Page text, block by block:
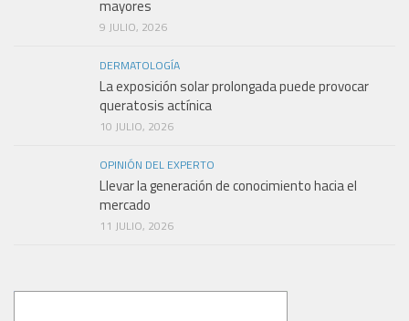
mayores
9 JULIO, 2026
DERMATOLOGÍA
La exposición solar prolongada puede provocar
queratosis actínica
10 JULIO, 2026
OPINIÓN DEL EXPERTO
Llevar la generación de conocimiento hacia el
mercado
11 JULIO, 2026